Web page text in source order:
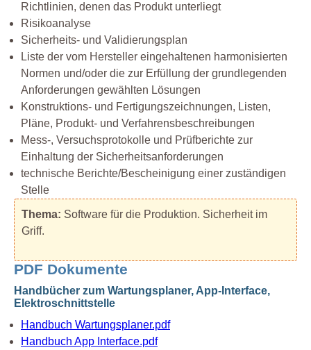
Richtlinien, denen das Produkt unterliegt
Risikoanalyse
Sicherheits- und Validierungsplan
Liste der vom Hersteller eingehaltenen harmonisierten
Normen und/oder die zur Erfüllung der grundlegenden
Anforderungen gewählten Lösungen
Konstruktions- und Fertigungszeichnungen, Listen,
Pläne, Produkt- und Verfahrensbeschreibungen
Mess-, Versuchsprotokolle und Prüfberichte zur
Einhaltung der Sicherheitsanforderungen
technische Berichte/Bescheinigung einer zuständigen
Stelle
Thema: Software für die Produktion. Sicherheit im
Griff.
PDF Dokumente
Handbücher zum Wartungsplaner, App-Interface,
Elektroschnittstelle
Handbuch Wartungsplaner.pdf
Handbuch App Interface.pdf